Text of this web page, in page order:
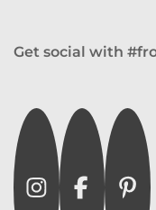
Get social with
InstagramFacebook